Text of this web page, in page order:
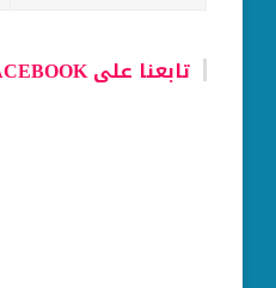
تابعنا على FACEBOOK